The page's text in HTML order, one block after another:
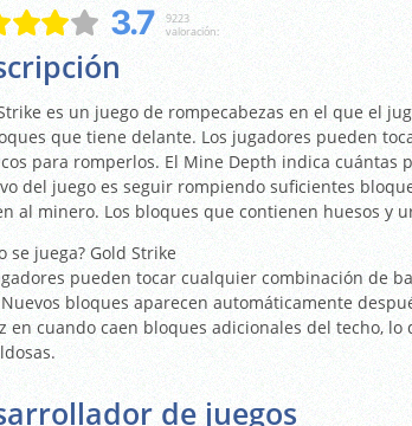
3.7
9223
valoración:
es un juego de rompecabezas en el que el
que tiene delante. Los jugadores pueden
para romperlos. El Mine Depth indica cuántas
del juego es seguir rompiendo suficientes
al minero. Los bloques que contienen huesos y
se juega? Gold Strike
pueden tocar cualquier combinación de
bloques aparecen automáticamente
en cuando caen bloques adicionales del techo,
de juegos